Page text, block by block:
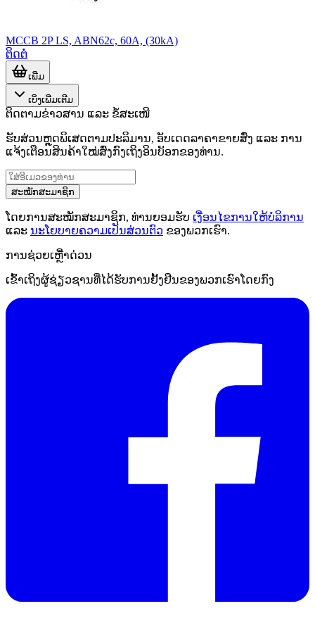
MCCB 2P LS, ABN62c, 60A, (30kA)
ຕິດຕໍ່
ເພີ່ມ
ເບິ່ງເພີ່ມເຕີມ
ຕິດຕາມຂ່າວສານ ແລະ ຂໍ້ສະເໜີ
ຮັບສ່ວນຫຼຸດພິເສດຕາມປະລິມານ, ອັບເດດລາຄາຂາຍສົ່ງ ແລະ ການ
ແຈ້ງເຕືອນສິນຄ້າໃໝ່ສົ່ງກົງເຖິງອິນບັອກຂອງທ່ານ.
ສະໝັກສະມາຊິກ
ໂດຍການສະໝັກສະມາຊິກ, ທ່ານຍອມຮັບ ເງື່ອນໄຂການໃຫ້ບໍລິການ
ແລະ ນະໂຍບາຍຄວາມເປັນສ່ວນຕົວ ຂອງພວກເຮົາ.
ການຊ່ວຍເຫຼືໍາດ່ວນ
ເຂົ້າເຖິງຜູ້ຊ່ຽວຊານທີ່ໄດ້ຮັບການຢັ້ງຢືນຂອງພວກເຮົາໂດຍກົງ